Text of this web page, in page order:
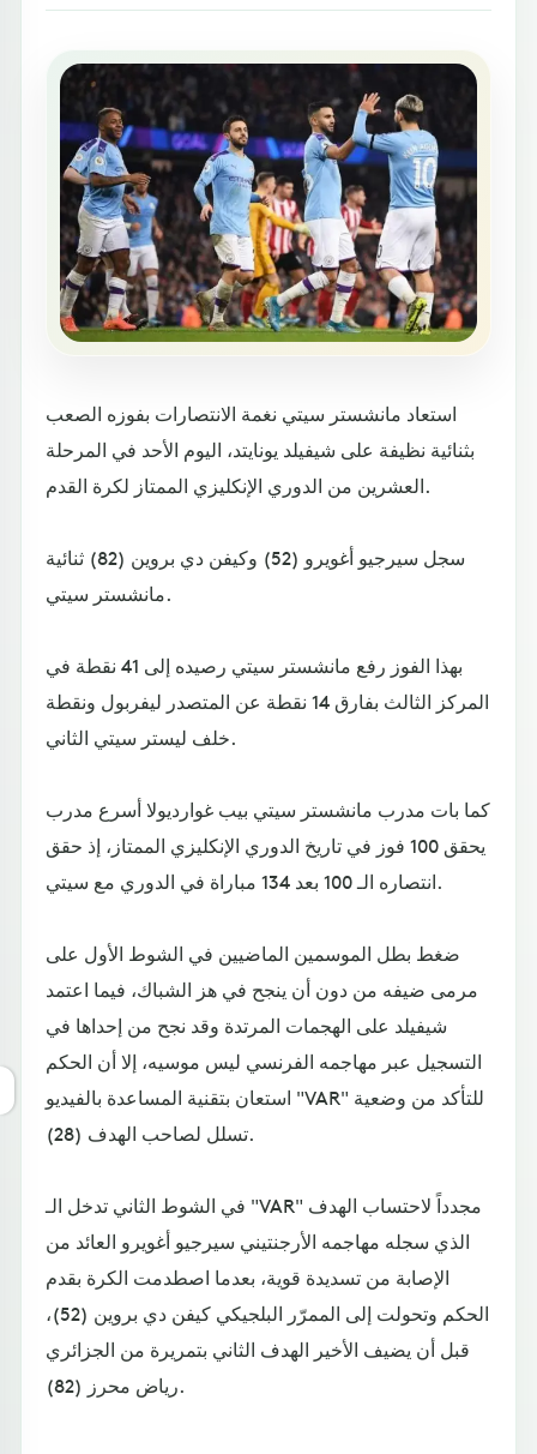
استعاد مانشستر سيتي نغمة الانتصارات بفوزه الصعب
بثنائية نظيفة على شيفيلد يونايتد، اليوم الأحد في المرحلة
العشرين من الدوري الإنكليزي الممتاز لكرة القدم.
سجل سيرجيو أغويرو (52) وكيفن دي بروين (82) ثنائية
مانشستر سيتي.
بهذا الفوز رفع مانشستر سيتي رصيده إلى 41 نقطة في
المركز الثالث بفارق 14 نقطة عن المتصدر ليفربول ونقطة
خلف ليستر سيتي الثاني.
كما بات مدرب مانشستر سيتي بيب غوارديولا أسرع مدرب
يحقق 100 فوز في تاريخ الدوري الإنكليزي الممتاز، إذ حقق
انتصاره الـ 100 بعد 134 مباراة في الدوري مع سيتي.
ضغط بطل الموسمين الماضيين في الشوط الأول على
مرمى ضيفه من دون أن ينجح في هز الشباك، فيما اعتمد
شيفيلد على الهجمات المرتدة وقد نجح من إحداها في
التسجيل عبر مهاجمه الفرنسي ليس موسيه، إلا أن الحكم
استعان بتقنية المساعدة بالفيديو "VAR" للتأكد من وضعية
تسلل لصاحب الهدف (28).
في الشوط الثاني تدخل الـ "VAR" مجدداً لاحتساب الهدف
الذي سجله مهاجمه الأرجنتيني سيرجيو أغويرو العائد من
الإصابة من تسديدة قوية، بعدما اصطدمت الكرة بقدم
الحكم وتحولت إلى الممرّر البلجيكي كيفن دي بروين (52)،
قبل أن يضيف الأخير الهدف الثاني بتمريرة من الجزائري
رياض محرز (82).